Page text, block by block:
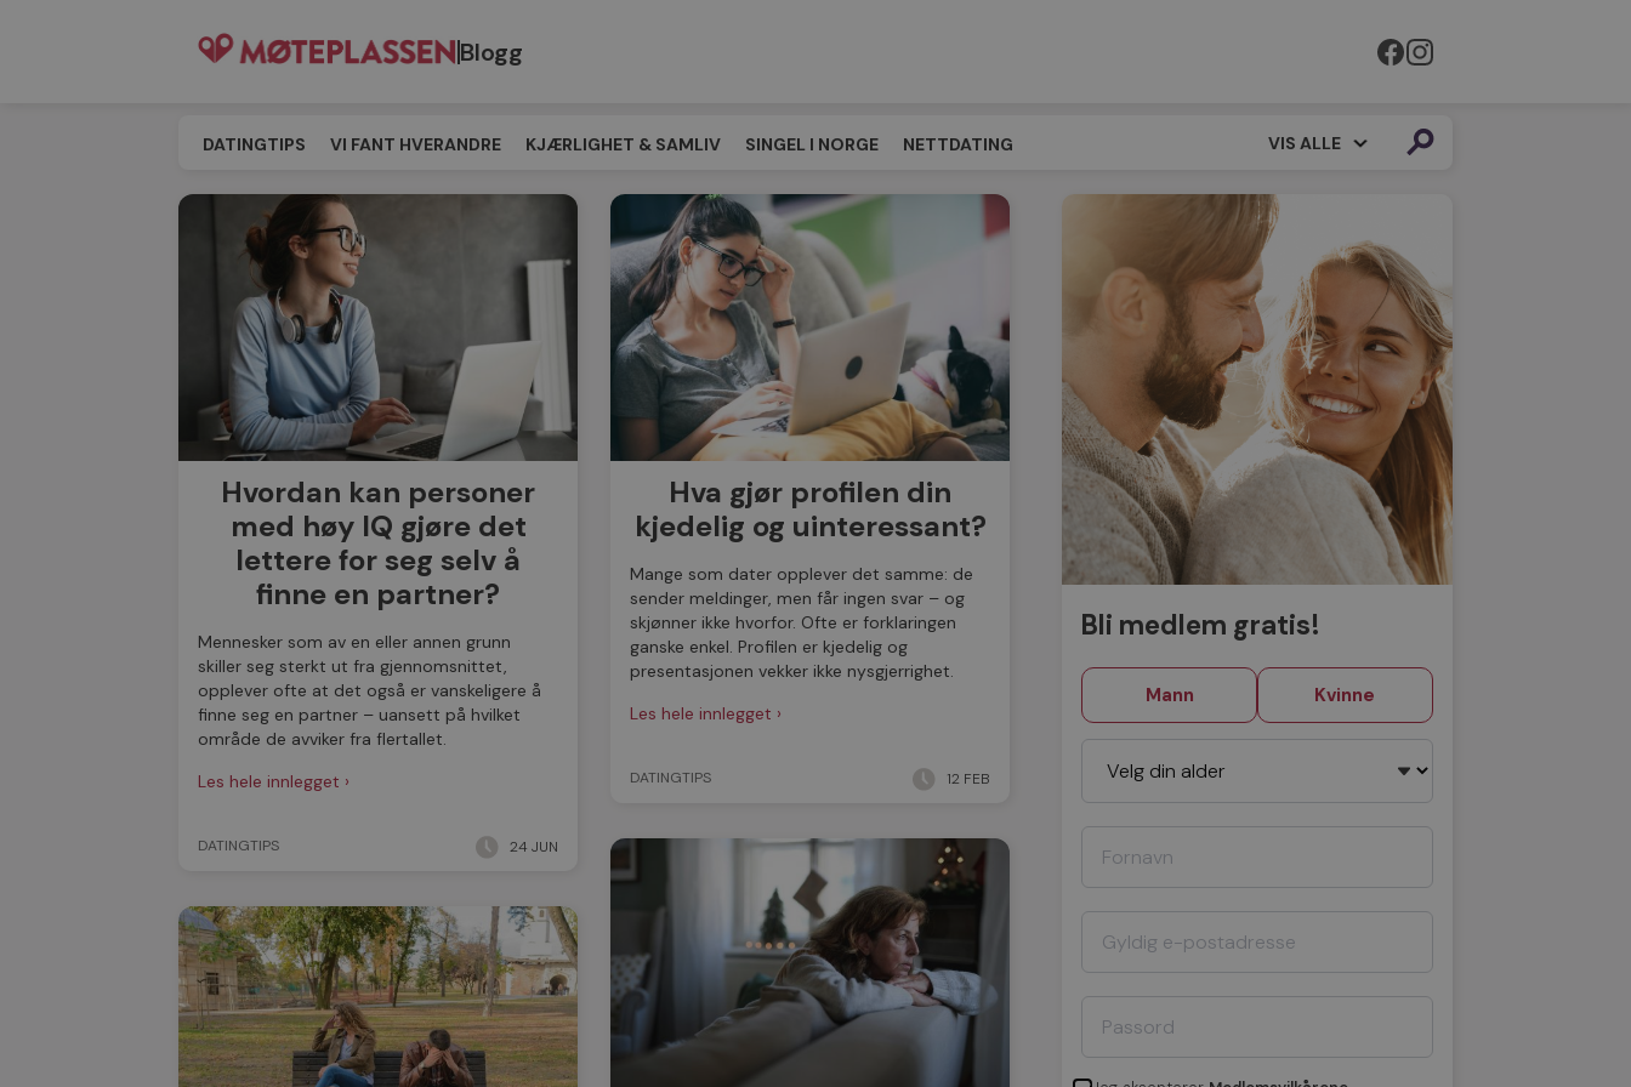
Blogg
DATINGTIPS VI FANT HVERANDRE KJÆRLIGHET & SAMLIV SINGEL I NORGE NETTDATING
SINGELEVENT MATCHING TIL MØTEPLASSEN
VIS ALLE
LES MER
Hvordan kan personer
med høy IQ gjøre det
lettere for seg selv å
finne en partner?
Mennesker som av en eller annen grunn
skiller seg sterkt ut fra gjennomsnittet,
opplever ofte at det også er vanskeligere å
finne seg en partner – uansett på hvilket
område de avviker fra flertallet.
Les hele innlegget ›
DATINGTIPS 24 JUN
LES MER
Hva gjør profilen din
kjedelig og uinteressant?
Mange som dater opplever det samme: de
sender meldinger, men får ingen svar – og
skjønner ikke hvorfor. Ofte er forklaringen
ganske enkel. Profilen er kjedelig og
presentasjonen vekker ikke nysgjerrighet.
Les hele innlegget ›
DATINGTIPS 12 FEB
LES MER
LES MER
Bli medlem gratis!
Mann Kvinne